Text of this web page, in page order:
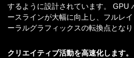
するように設計されています。 GPU
ースラインが大幅に向上し、フルレ
ーラルグラフィックスの転換点となり
クリエイティブ活動を高速化します。